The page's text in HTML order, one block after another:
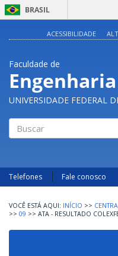
BRASIL
ACESSIBILIDADE
Faculdade de
UNIVERSIDADE FEDERAL
Telefones Fale conosco
INÍCIO >>
>> 09 >> ATA - RESULTADO